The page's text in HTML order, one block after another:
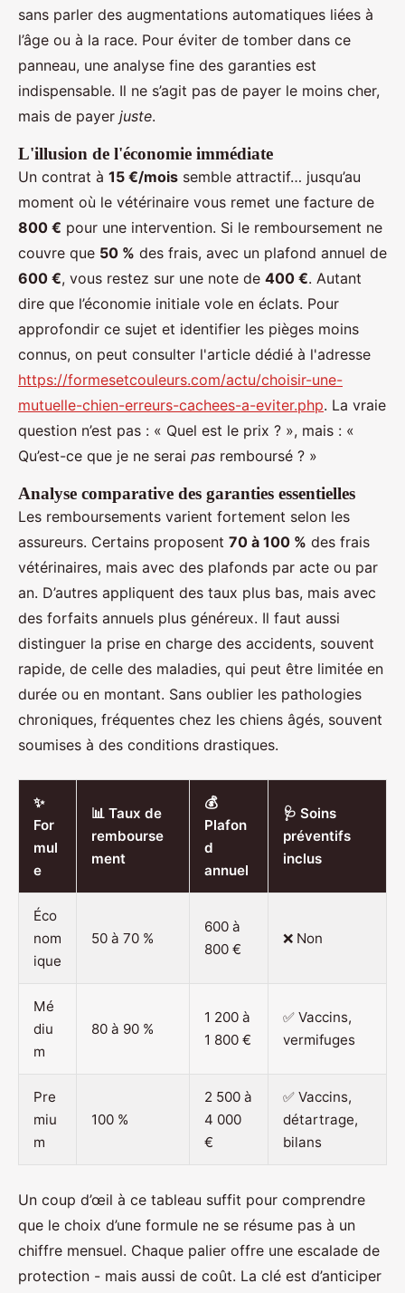
sans parler des augmentations automatiques liées à
l’âge ou à la race. Pour éviter de tomber dans ce
panneau, une analyse fine des garanties est
indispensable. Il ne s’agit pas de payer le moins cher,
mais de payer juste.
L'illusion de l'économie immédiate
Un contrat à 15 €/mois semble attractif… jusqu’au
moment où le vétérinaire vous remet une facture de
800 € pour une intervention. Si le remboursement ne
couvre que 50 % des frais, avec un plafond annuel de
600 €, vous restez sur une note de 400 €. Autant
dire que l’économie initiale vole en éclats. Pour
approfondir ce sujet et identifier les pièges moins
connus, on peut consulter l'article dédié à l'adresse
https://formesetcouleurs.com/actu/choisir-une-
mutuelle-chien-erreurs-cachees-a-eviter.php. La vraie
question n’est pas : « Quel est le prix ? », mais : «
Qu’est-ce que je ne serai pas remboursé ? »
Analyse comparative des garanties essentielles
Les remboursements varient fortement selon les
assureurs. Certains proposent 70 à 100 % des frais
vétérinaires, mais avec des plafonds par acte ou par
an. D’autres appliquent des taux plus bas, mais avec
des forfaits annuels plus généreux. Il faut aussi
distinguer la prise en charge des accidents, souvent
rapide, de celle des maladies, qui peut être limitée en
durée ou en montant. Sans oublier les pathologies
chroniques, fréquentes chez les chiens âgés, souvent
soumises à des conditions drastiques.
✨
For
mul
e
📊 Taux de
rembourse
ment
💰
Plafon
d
annuel
🩺 Soins
préventifs
inclus
Éco
nom
ique
50 à 70 %
600 à
800 €
❌ Non
Mé
diu
m
80 à 90 %
1 200 à
1 800 €
✅ Vaccins,
vermifuges
Pre
miu
m
100 %
2 500 à
4 000
€
✅ Vaccins,
détartrage,
bilans
Un coup d’œil à ce tableau suffit pour comprendre
que le choix d’une formule ne se résume pas à un
chiffre mensuel. Chaque palier offre une escalade de
protection - mais aussi de coût. La clé est d’anticiper